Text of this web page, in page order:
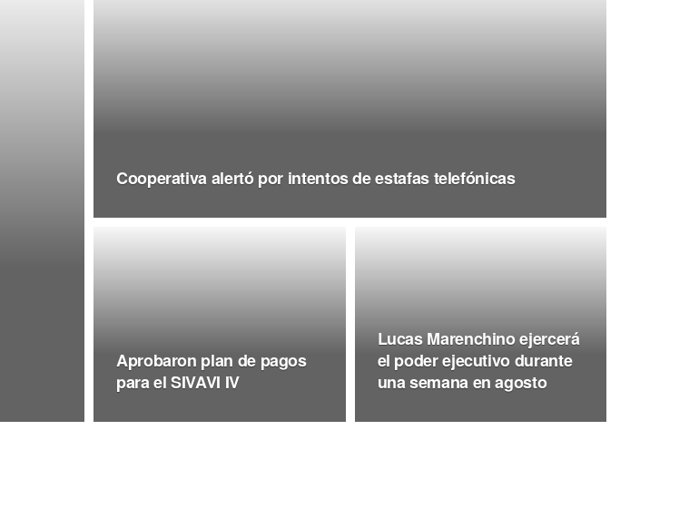
Cooperativa alertó por intentos de estafas telefónicas
Aprobaron plan de pagos
para el SIVAVI IV
Lucas Marenchino ejercerá
el poder ejecutivo durante
una semana en agosto